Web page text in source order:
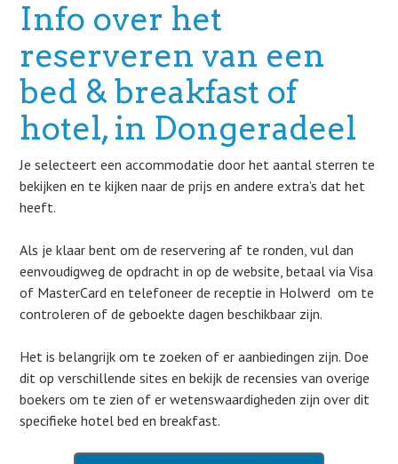
Info over het
reserveren van een
bed & breakfast of
hotel, in Dongeradeel
Je selecteert een accommodatie door het aantal sterren te
bekijken en te kijken naar de prijs en andere extra’s dat het
heeft.
Als je klaar bent om de reservering af te ronden, vul dan
eenvoudigweg de opdracht in op de website, betaal via Visa
of MasterCard en telefoneer de receptie in Holwerd om te
controleren of de geboekte dagen beschikbaar zijn.
Het is belangrijk om te zoeken of er aanbiedingen zijn. Doe
dit op verschillende sites en bekijk de recensies van overige
boekers om te zien of er wetenswaardigheden zijn over dit
specifieke hotel bed en breakfast.